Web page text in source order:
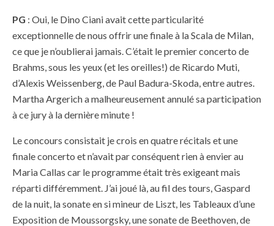
PG : Oui, le Dino Ciani avait cette particularité
exceptionnelle de nous offrir une finale à la Scala de Milan,
ce que je n’oublierai jamais. C’était le premier concerto de
Brahms, sous les yeux (et les oreilles!) de Ricardo Muti,
d’Alexis Weissenberg, de Paul Badura-Skoda, entre autres.
Martha Argerich a malheureusement annulé sa participation
à ce jury à la dernière minute !
Le concours consistait je crois en quatre récitals et une
finale concerto et n’avait par conséquent rien à envier au
Maria Callas car le programme était très exigeant mais
réparti différemment. J’ai joué là, au fil des tours, Gaspard
de la nuit, la sonate en si mineur de Liszt, les Tableaux d’une
Exposition de Moussorgsky, une sonate de Beethoven, de